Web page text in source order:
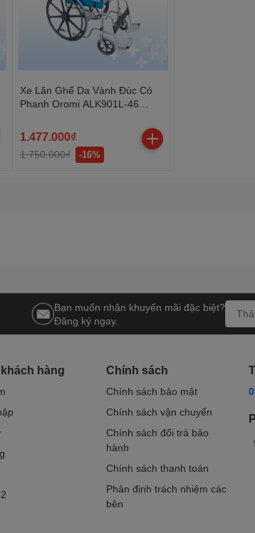
được thiết kế với khung nhôm nhẹ, giúp
Xe Lăn Ghế Da Vành Đúc Có
Phanh Oromi ALK901L-46
1.477.000₫
1.750.000₫ -16%
Bạn muốn nhận khuyến mãi đặc biệt?
Đăng ký ngay.
hàng Chính sách
Chính sách bảo mật
Chính sách vận chuyển
Chính sách đổi trả bảo
hành
Chính sách thanh toán
Phân định trách nhiệm các
bên